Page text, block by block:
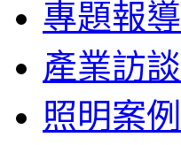
專題報導
產業訪談
照明案例